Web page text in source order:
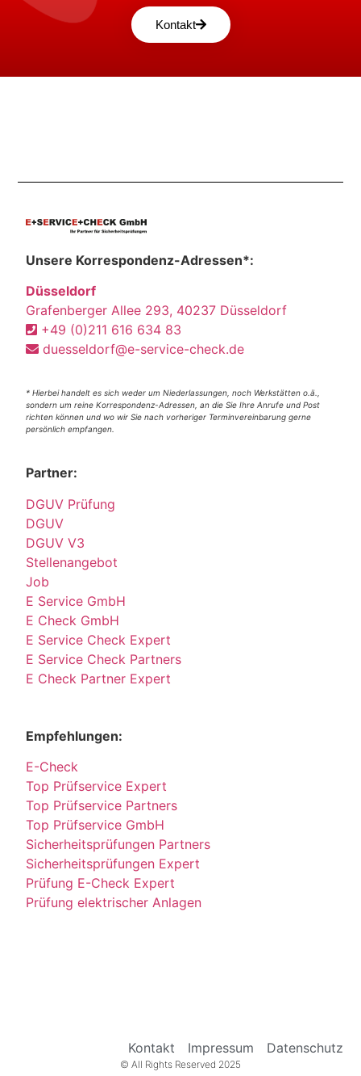
Kontakt
Unsere Korrespondenz-Adressen*:
Düsseldorf
Grafenberger Allee 293, 40237 Düsseldorf
+49 (0)211 616 634 83
duesseldorf@e-service-check.de
* Hierbei handelt es sich weder um Niederlassungen, noch Werkstätten o.ä.,
sondern um reine Korrespondenz-Adressen, an die Sie Ihre Anrufe und Post
richten können und wo wir Sie nach vorheriger Terminvereinbarung gerne
persönlich empfangen.
Partner:
DGUV Prüfung
DGUV
DGUV V3
Stellenangebot
Job
E Service GmbH
E Check GmbH
E Service Check Expert
E Service Check Partners
E Check Partner Expert
Empfehlungen:
E-Check
Top Prüfservice Expert
Top Prüfservice Partners
Top Prüfservice GmbH
Sicherheitsprüfungen Partners
Sicherheitsprüfungen Expert
Prüfung E-Check Expert
Prüfung elektrischer Anlagen
Kontakt Impressum Datenschutz
© All Rights Reserved 2025